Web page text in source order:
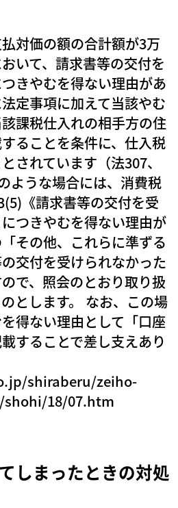
対価の額の合計額が3万
いて、請求書等の交付を
きやむを得ない理由があ
定事項に加えて当該やむ
課税仕入れの相手方の住
ることを条件に、仕入税
されています（法307、
ような場合には、消費税
《請求書等の交付を受
つきやむを得ない理由が
その他、これらに準ずる
交付を受けられなかった
で、照会のとおり取り扱
とします。 なお、この場
得ない理由として「口座
することで差し支えあり
shiraberu/zeiho-
18/07.htm
しまったときの対処